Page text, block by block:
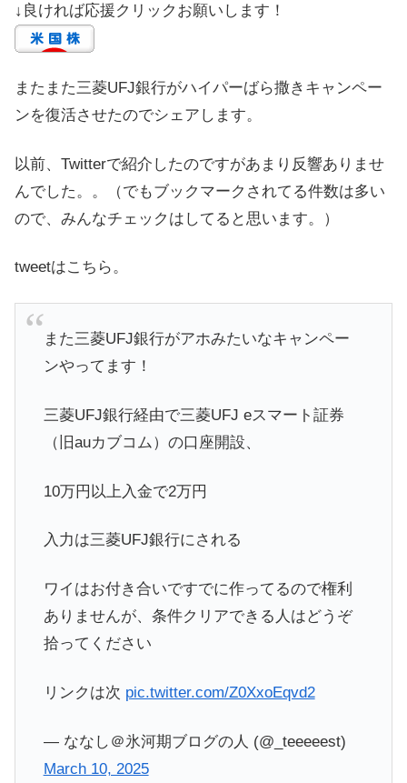
↓良ければ応援クリックお願いします！
またまた三菱UFJ銀行がハイパーばら撒きキャンペー
ンを復活させたのでシェアします。
以前、Twitterで紹介したのですがあまり反響ありませ
んでした。。（でもブックマークされてる件数は多い
ので、みんなチェックはしてると思います。）
tweetはこちら。
また三菱UFJ銀行がアホみたいなキャンペー
ンやってます！
三菱UFJ銀行経由で三菱UFJ eスマート証券
（旧auカブコム）の口座開設、
10万円以上入金で2万円
入力は三菱UFJ銀行にされる
ワイはお付き合いですでに作ってるので権利
ありませんが、条件クリアできる人はどうぞ
拾ってください
リンクは次 pic.twitter.com/Z0XxoEqvd2
— ななし＠氷河期ブログの人 (@_teeeeest)
March 10, 2025